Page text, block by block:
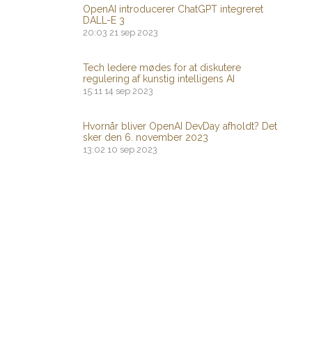
OpenAI introducerer ChatGPT integreret
DALL-E 3
20:03 21 sep 2023
Tech ledere mødes for at diskutere
regulering af kunstig intelligens AI
15:11 14 sep 2023
Hvornår bliver OpenAI DevDay afholdt? Det
sker den 6. november 2023
13:02 10 sep 2023